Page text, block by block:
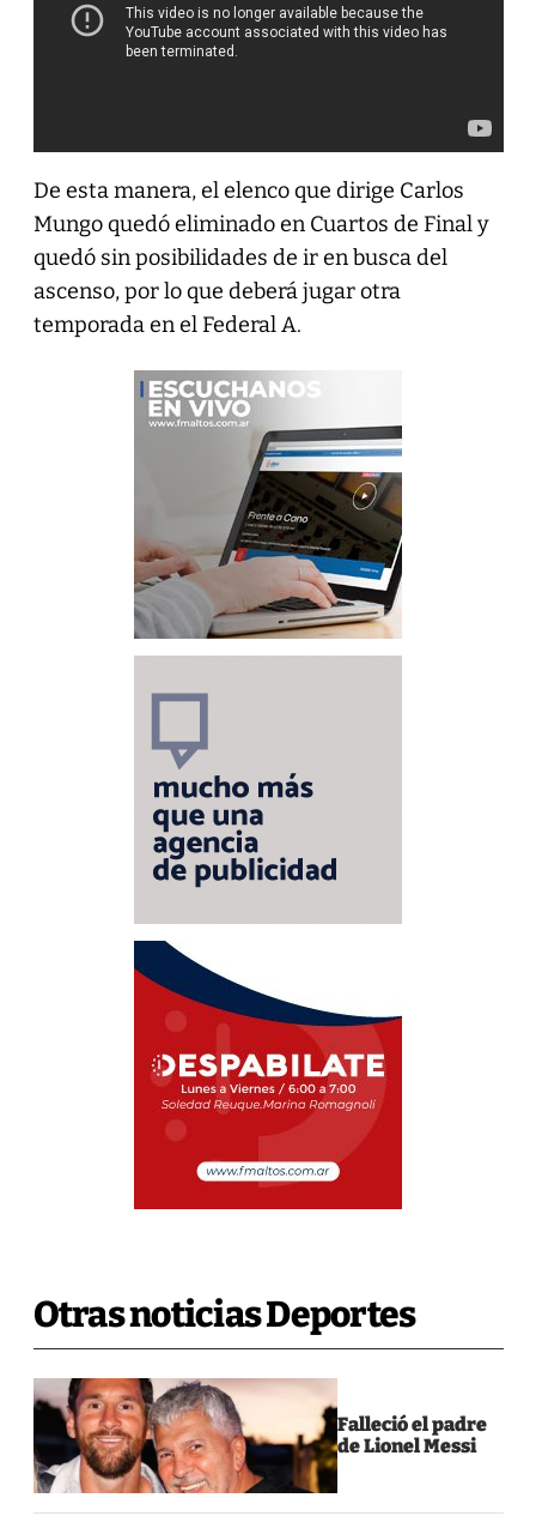
De esta manera, el elenco que dirige Carlos
Mungo quedó eliminado en Cuartos de Final y
quedó sin posibilidades de ir en busca del
ascenso, por lo que deberá jugar otra
temporada en el Federal A.
Otras noticias Deportes
Falleció el padre
de Lionel Messi